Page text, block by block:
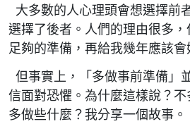
大多數的人心理頭會想選擇前
選擇了後者。人們的理由很多
足夠的準備，再給我幾年應該會
但事實上，「多做事前準備」
信面對恐懼。為什麼這樣說？
多做些什麼？我分享一個故事。